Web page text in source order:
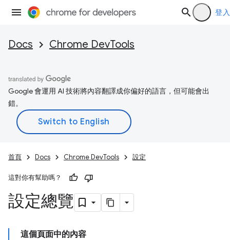
登入
Docs Chrome DevTools
Google 會運用 AI 技術將內容翻譯成你偏好的語言，但可能會出
錯。
首頁 Docs Chrome DevTools 設定
這對你有幫助嗎？
設定總覽
這個頁面中的內容